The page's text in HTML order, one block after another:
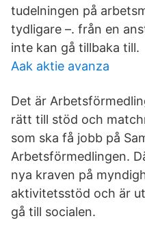
tudelningen på
tydligare –. från en
inte kan gå tillbaka till.
Aak aktie avanza
Det är
rätt till stöd och
som ska få jobb på
Arbetsförmedlingen.
nya kraven på
aktivitetsstöd och är
gå till socialen.